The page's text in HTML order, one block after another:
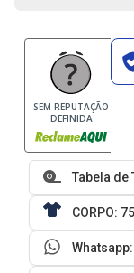
SEM REPUTAÇÃO
DEFINIDA
Tabela de
CORPO: